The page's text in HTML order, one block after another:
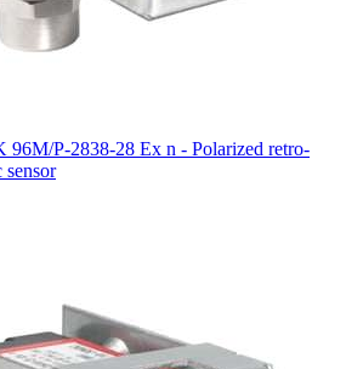
96M/P-2838-28 Ex n - Polarized retro-
sensor